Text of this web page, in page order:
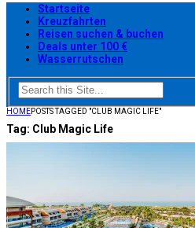
Startseite
Kreuzfahrten
Reisen suchen & buchen
Deals unter 100 €
Wasserrutschen
HOMEPOSTS TAGGED "CLUB MAGIC LIFE"
Tag: Club Magic Life